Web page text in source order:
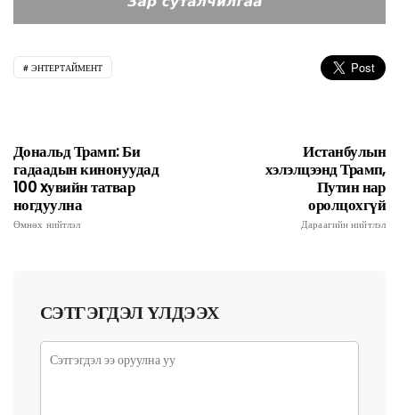
ЭНТЕРТАЙМЕНТ
Дональд Трамп: Би
гадаадын кинонуудад
100 xувийн татвар
ногдуулна
Өмнөх нийтлэл
Истанбулын
хэлэлцээнд Трамп,
Путин нар
оролцохгүй
Дараагийн нийтлэл
СЭТГЭГДЭЛ ҮЛДЭЭХ